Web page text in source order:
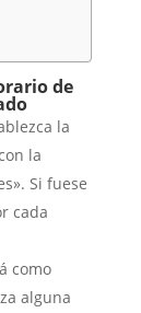
de
la
la
Si fuese
cada
como
alguna